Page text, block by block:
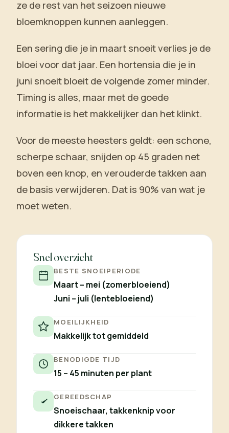
ze de rest van het seizoen nieuwe
bloemknoppen kunnen aanleggen.
Een sering die je in maart snoeit verlies je de
bloei voor dat jaar. Een hortensia die je in
juni snoeit bloeit de volgende zomer minder.
Timing is alles, maar met de goede
informatie is het makkelijker dan het klinkt.
Voor de meeste heesters geldt: een schone,
scherpe schaar, snijden op 45 graden net
boven een knop, en verouderde takken aan
de basis verwijderen. Dat is 90% van wat je
moet weten.
Snel overzicht
BESTE SNOEIPERIODE
Maart – mei (zomerbloeiend)
Juni – juli (lentebloeiend)
MOEILIJKHEID
Makkelijk tot gemiddeld
BENODIGDE TIJD
15 – 45 minuten per plant
GEREEDSCHAP
Snoeischaar, takkenknip voor
dikkere takken